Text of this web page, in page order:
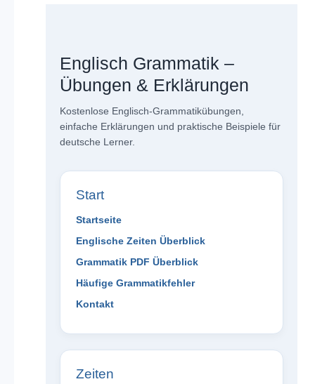
Englisch Grammatik –
Übungen & Erklärungen
Kostenlose Englisch-Grammatikübungen,
einfache Erklärungen und praktische Beispiele für
deutsche Lerner.
Start
Startseite
Englische Zeiten Überblick
Grammatik PDF Überblick
Häufige Grammatikfehler
Kontakt
Zeiten